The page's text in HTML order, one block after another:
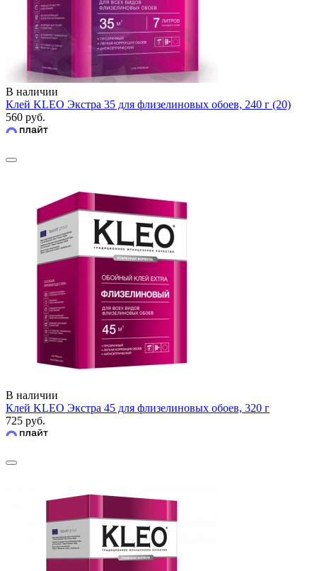
В наличии
Клей KLEO Экстра 35 для флизелиновых обоев, 240 г (20)
560 руб.
В наличии
Клей KLEO Экстра 45 для флизелиновых обоев, 320 г
725 руб.